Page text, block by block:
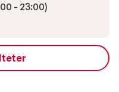
afslapning.
med alt lige i
og et
ligesom
med en aftentur
til bjergene, der
- 23:00)